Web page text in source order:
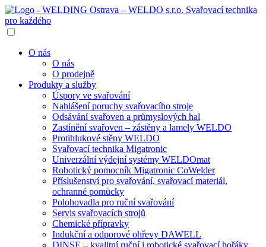
O nás
O nás
O prodejně
Produkty a služby
Úspory ve svařování
Nahlášení poruchy svařovacího stroje
Odsávání svařoven a průmyslových hal
Zastínění svařoven – zástěny a lamely WELDO
Protihlukové stěny WELDO
Svařovací technika Migatronic
Univerzální výdejní systémy WELDOmat
Robotický pomocník Migatronic CoWelder
Příslušenství pro svařování, svařovací materiál,
ochranné pomůcky
Polohovadla pro ruční svařování
Servis svařovacích strojů
Chemické přípravky
Indukční a odporové ohřevy DAWELL
DINSE – kvalitní ruční i robotické svařovací hořáky